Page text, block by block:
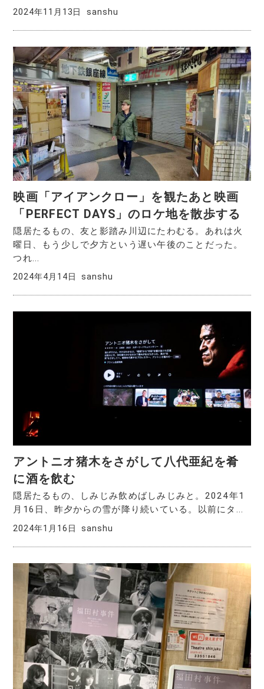
2024年11月13日 sanshu
映画「アイアンクロー」を観たあと映画
「PERFECT DAYS」のロケ地を散歩する
隠居たるもの、友と影踏み川辺にたわむる。あれは火
曜日、もう少しで夕方という遅い午後のことだった。
つれ...
2024年4月14日 sanshu
アントニオ猪木をさがして八代亜紀を肴
に酒を飲む
隠居たるもの、しみじみ飲めばしみじみと。2024年1
月16日、昨夕からの雪が降り続いている。以前にタ...
2024年1月16日 sanshu